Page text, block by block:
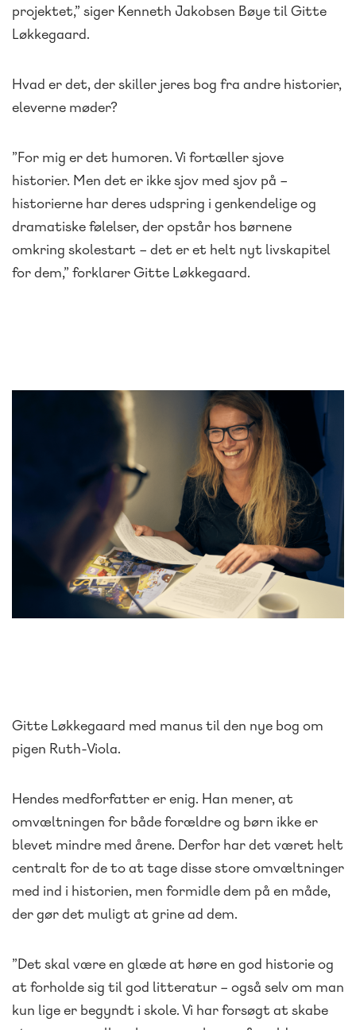
projektet,” siger Kenneth Jakobsen Bøye til Gitte
Løkkegaard.
Hvad er det, der skiller jeres bog fra andre historier,
eleverne møder?
”For mig er det humoren. Vi fortæller sjove
historier. Men det er ikke sjov med sjov på –
historierne har deres udspring i genkendelige og
dramatiske følelser, der opstår hos børnene
omkring skolestart – det er et helt nyt livskapitel
for dem,” forklarer Gitte Løkkegaard.
Gitte Løkkegaard med manus til den nye bog om
pigen Ruth-Viola.
Hendes medforfatter er enig. Han mener, at
omvæltningen for både forældre og børn ikke er
blevet mindre med årene. Derfor har det været helt
centralt for de to at tage disse store omvæltninger
med ind i historien, men formidle dem på en måde,
der gør det muligt at grine ad dem.
”Det skal være en glæde at høre en god historie og
at forholde sig til god litteratur – også selv om man
kun lige er begyndt i skole. Vi har forsøgt at skabe